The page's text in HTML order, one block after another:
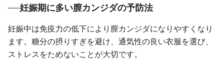
妊娠期に多い膣カンジダの予防法
妊娠中は免疫力の低下により膣カンジダになりやすくなり
ます。糖分の摂りすぎを避け、通気性の良い衣服を選び、
ストレスをためないことが大切です。